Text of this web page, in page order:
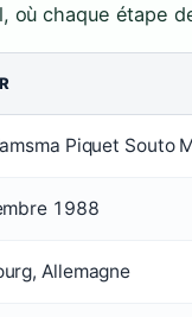
où chaque étape
Piquet Souto
1988
Allemagne